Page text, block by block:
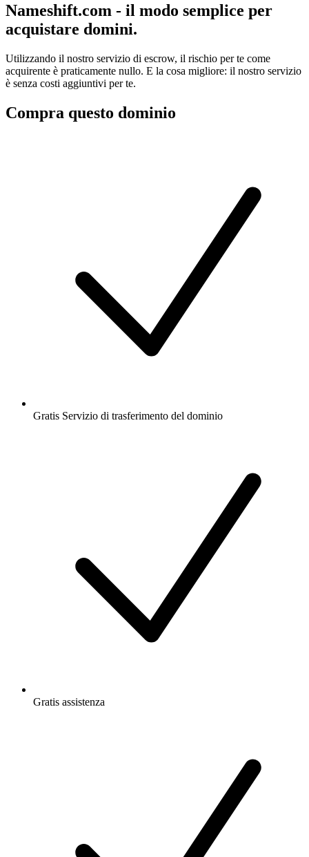
Nameshift.com - il modo semplice per
acquistare domini.
Utilizzando il nostro servizio di escrow, il rischio per te come
acquirente è praticamente nullo. E la cosa migliore: il nostro servizio
è senza costi aggiuntivi per te.
Compra questo dominio
Gratis Servizio di trasferimento del dominio
Gratis assistenza